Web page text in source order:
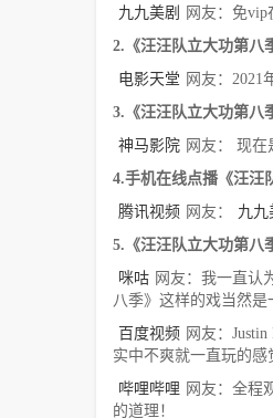
九九美剧
网友：免vip
2.《汪汪队立大功第八
电影天堂 网友：2021
3.《汪汪队立大功第八
神马影院 网友： 现在
4.手机在线点播《汪汪
腾讯视频 网友： 九九
5.《汪汪队立大功第八
咪咕 网友：我一直认
八季》这样的戏当然
百度视频 网友：
实中不爽就一直玩的感
哔哩哔哩 网友：全程
的道理！